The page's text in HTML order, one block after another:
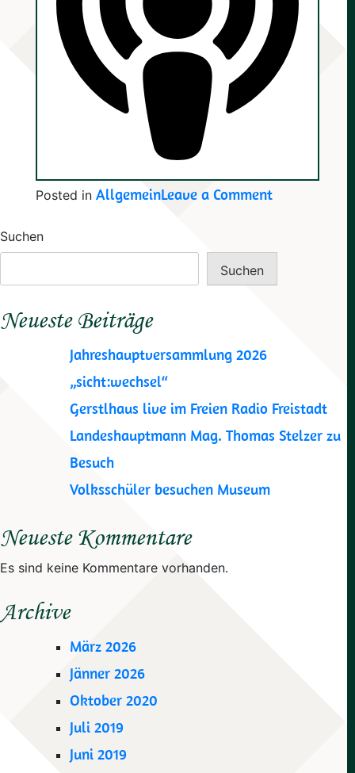
Posted in AllgemeinLeave a Commenton
Reise
Suchen
Suchen
Neueste Beiträge
Jahreshauptversammlung 2026
„sicht:wechsel“
Gerstlhaus live im Freien Radio Freistadt
Landeshauptmann Mag. Thomas Stelzer zu
Besuch
Volksschüler besuchen Museum
Neueste Kommentare
Es sind keine Kommentare vorhanden.
Archive
März 2026
Jänner 2026
Oktober 2020
Juli 2019
Juni 2019